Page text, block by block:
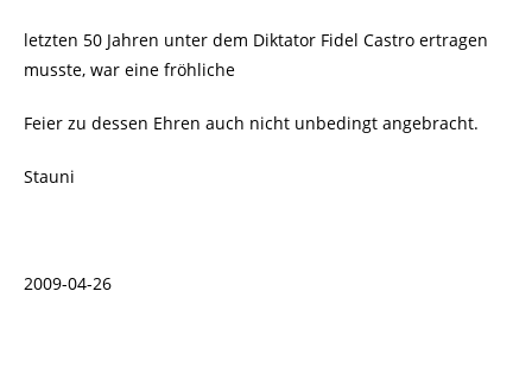
letzten 50 Jahren unter dem Diktator Fidel Castro ertragen
musste, war eine fröhliche
Feier zu dessen Ehren auch nicht unbedingt angebracht.
Stauni
2009-04-26